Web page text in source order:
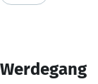
Werdegang